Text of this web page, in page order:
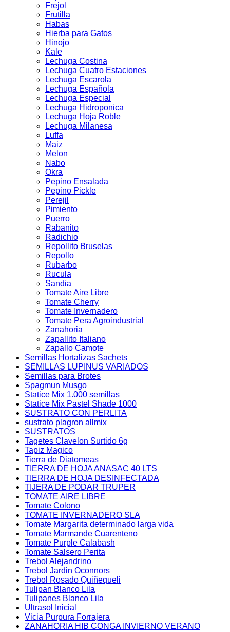
Frejol
Frutilla
Habas
Hierba para Gatos
Hinojo
Kale
Lechuga Costina
Lechuga Cuatro Estaciones
Lechuga Escarola
Lechuga Española
Lechuga Especial
Lechuga Hidroponica
Lechuga Hoja Roble
Lechuga Milanesa
Luffa
Maiz
Melon
Nabo
Okra
Pepino Ensalada
Pepino Pickle
Perejil
Pimiento
Puerro
Rabanito
Radichio
Repollito Bruselas
Repollo
Rubarbo
Rucula
Sandia
Tomate Aire Libre
Tomate Cherry
Tomate Invernadero
Tomate Pera Agroindustrial
Zanahoria
Zapallito Italiano
Zapallo Camote
Semillas Hortalizas Sachets
SEMILLAS LUPINUS VARIADOS
Semillas para Brotes
Spagmun Musgo
Statice Mix 1.000 semillas
Statice Mix Pastel Shade 1000
SUSTRATO CON PERLITA
sustrato plagron allmix
SUSTRATOS
Tagetes Clavelon Surtido 6g
Tapiz Magico
Tierra de Diatomeas
TIERRA DE HOJA ANASAC 40 LTS
TIERRA DE HOJA DESINFECTADA
TIJERA DE PODAR TRUPER
TOMATE AIRE LIBRE
Tomate Colono
TOMATE INVERNADERO SLA
Tomate Margarita determinado larga vida
Tomate Marmande Cuarenteno
Tomate Purple Calabash
Tomate Salsero Perita
Trebol Alejandrino
Trebol Jardin Oconnors
Trebol Rosado Quiñequeli
Tulipan Blanco Lila
Tulipanes Blanco Lila
Ultrasol Inicial
Vicia Purpura Forrajera
ZANAHORIA HIB CONGA INVIERNO VERANO